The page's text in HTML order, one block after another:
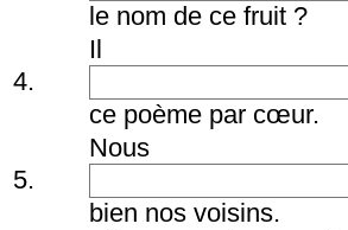
le nom de ce fruit ?
4.
Il
ce poème par cœur.
5.
Nous
bien nos voisins.